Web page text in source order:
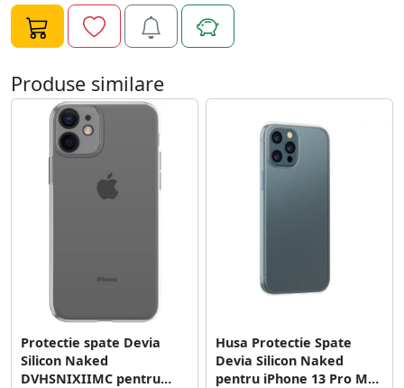
Produse similare
Protectie spate Devia
Silicon Naked
DVHSNIXIIMC pentru
Husa Protectie Spate
Devia Silicon Naked
pentru iPhone 13 Pro Max